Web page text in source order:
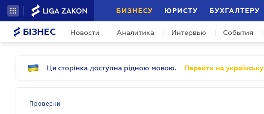
БИЗНЕСУ ЮРИСТУ БУХГАЛТЕРУ
БІЗНЕС Новости Аналитика Интервью События
Ця сторінка доступна рідною мовою. Перейти на українську
Проверки